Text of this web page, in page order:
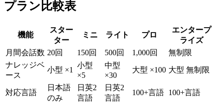
プラン比較表
機能
スター
ター
ミニ ライト プロ
エンタープ
ライズ
月間会話数 20回 150回 500回 1,000回
無制限
ナレッジベ
ース
小型 ×1
小型
×5
中型
×30
大型 ×100 大型 無制限
対応言語
日本語
のみ
日英2
言語
日英2
言語
100+言語 100+言語